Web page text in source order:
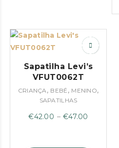
Sapatilha Levi’s
VFUT0062T
CRIANÇA, BEBÉ , MENINO,
SAPATILHAS
€42.00 – €47.00